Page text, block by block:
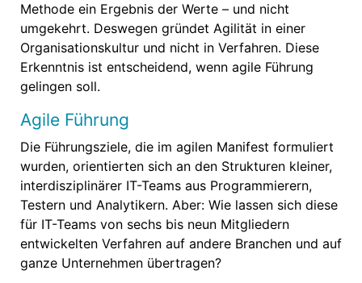
Methode ein Ergebnis der Werte – und nicht
umgekehrt. Deswegen gründet Agilität in einer
Organisationskultur und nicht in Verfahren. Diese
Erkenntnis ist entscheidend, wenn agile Führung
gelingen soll.
Agile Führung
Die Führungsziele, die im agilen Manifest formuliert
wurden, orientierten sich an den Strukturen kleiner,
interdisziplinärer IT-Teams aus Programmierern,
Testern und Analytikern. Aber: Wie lassen sich diese
für IT-Teams von sechs bis neun Mitgliedern
entwickelten Verfahren auf andere Branchen und auf
ganze Unternehmen übertragen?